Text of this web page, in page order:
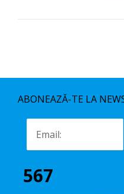
ABONEAZĂ-TE LA
567